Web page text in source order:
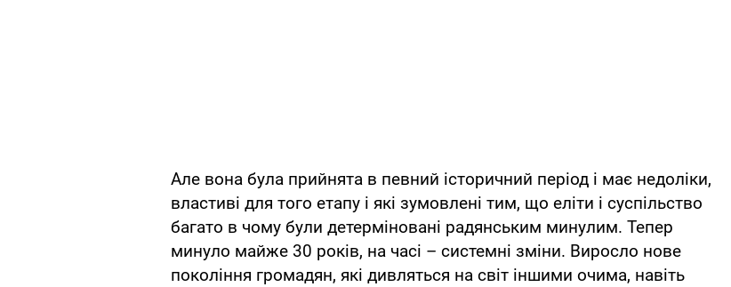
Але вона була прийнята в певний історичний період і має недоліки,
властиві для того етапу і які зумовлені тим, що еліти і суспільство
багато в чому були детерміновані радянським минулим. Тепер
минуло майже 30 років, на часі – системні зміни. Виросло нове
покоління громадян, які дивляться на світ іншими очима, навіть